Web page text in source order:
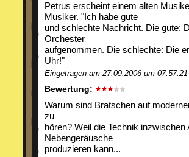
Petrus erscheint einem alten
Musiker. "Ich habe gute
und schlechte Nachricht. Die gute:
Orchester
aufgenommen. Die schlechte: Die
Uhr!"
Eingetragen am 27.09.2006 um 07:57:21
Bewertung:
Warum sind Bratschen auf
zu
hören? Weil die Technik
Nebengeräusche
produzieren kann...